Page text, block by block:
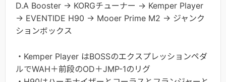
D.A Booster → KORGチューナー → Kemper Player
→ EVENTIDE H90 → Mooer Prime M2 → ジャンク
ションボックス
・Kemper Player はBOSSのエクスプレッションペダ
ルでWAH＋前段のOD＋JMP-1のリグ